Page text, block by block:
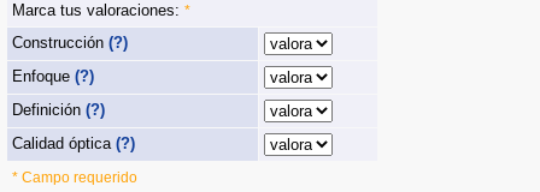
Marca tus valoraciones: *
Construcción (?)
Enfoque (?)
Definición (?)
Calidad óptica (?)
* Campo requerido